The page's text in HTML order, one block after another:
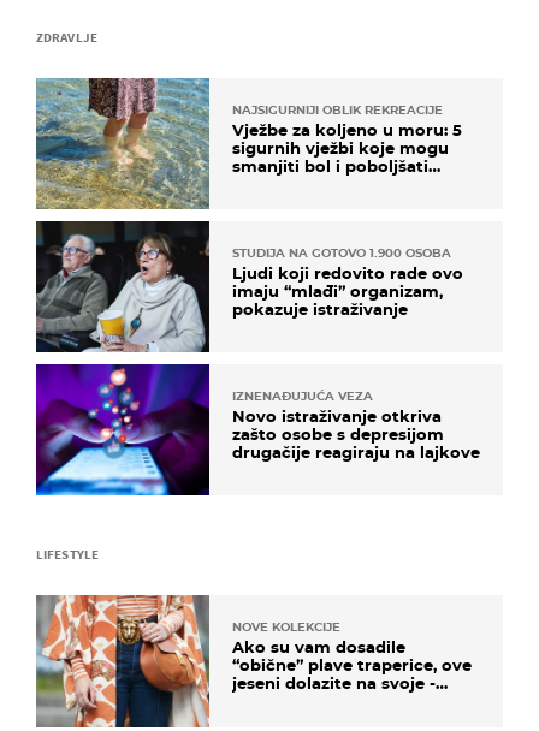
ZDRAVLJE
NAJSIGURNIJI OBLIK REKREACIJE
Vježbe za koljeno u moru: 5
sigurnih vježbi koje mogu
smanjiti bol i poboljšati
STUDIJA NA GOTOVO 1.900 OSOBA
Ljudi koji redovito rade ovo
imaju “mlađi” organizam,
pokazuje istraživanje
IZNENAĐUJUĆA VEZA
Novo istraživanje otkriva
zašto osobe s depresijom
drugačije reagiraju na lajkove
LIFESTYLE
NOVE KOLEKCIJE
Ako su vam dosadile
“obične” plave traperice, ove
jeseni dolazite na svoje -